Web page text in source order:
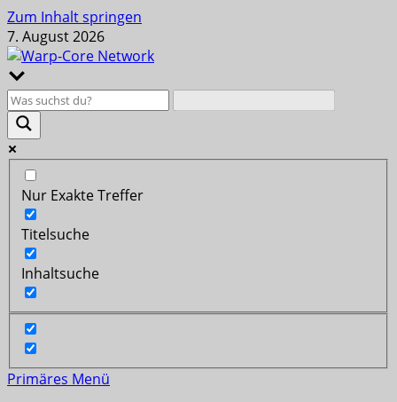
Zum Inhalt springen
7. August 2026
Nur Exakte Treffer
Titelsuche
Inhaltsuche
Primäres Menü